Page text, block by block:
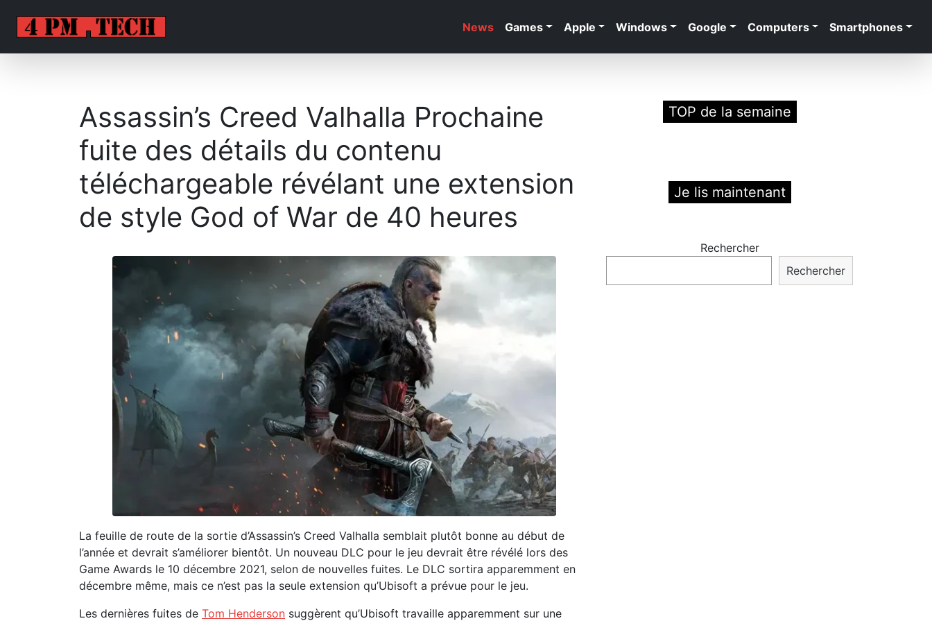
News Games Apple Windows Google Computers Smartphones
Assassin’s Creed Valhalla Prochaine
fuite des détails du contenu
téléchargeable révélant une extension
de style God of War de 40 heures
La feuille de route de la sortie d’Assassin’s Creed Valhalla semblait plutôt bonne au début de
l’année et devrait s’améliorer bientôt. Un nouveau DLC pour le jeu devrait être révélé lors des
Game Awards le 10 décembre 2021, selon de nouvelles fuites. Le DLC sortira apparemment en
décembre même, mais ce n’est pas la seule extension qu’Ubisoft a prévue pour le jeu.
Les dernières fuites de Tom Henderson suggèrent qu’Ubisoft travaille apparemment sur une
TOP de la semaine
Je lis maintenant
Rechercher
Rechercher